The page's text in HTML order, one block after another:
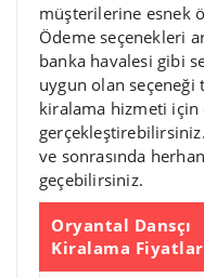
müşterilerine esnek
Ödeme seçenekleri
banka havalesi gibi
uygun olan seçeneği
kiralama hizmeti için
ve sonrasında
geçebilirsiniz.
Oryantal Dansçı
Kiralama